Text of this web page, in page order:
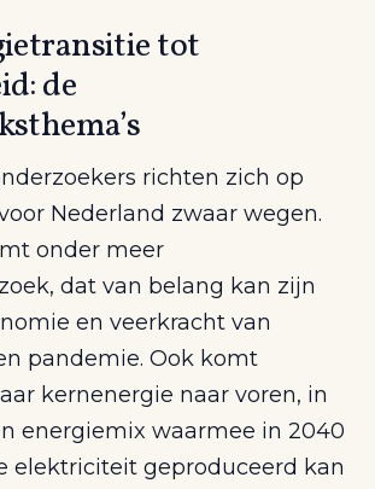
tot
de
richten zich op
Nederland zwaar wegen.
onder meer
dat van belang kan zijn
en veerkracht van
pandemie. Ook komt
kernenergie naar voren, in
energiemix waarmee in 2040
elektriciteit geproduceerd kan